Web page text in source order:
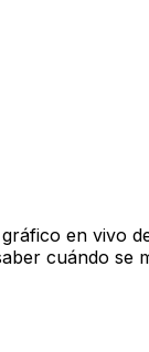
en vivo
cuándo